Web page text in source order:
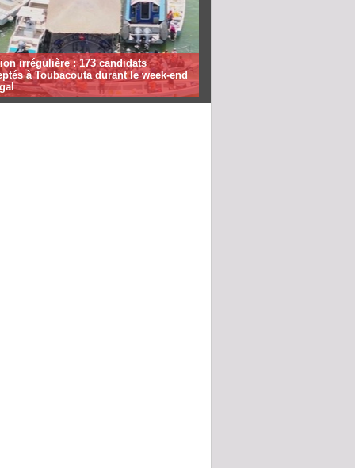
irrégulière : 173 candidats
à Toubacouta durant le week-end